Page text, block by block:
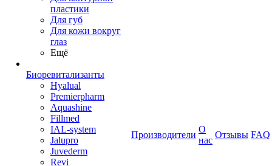
пластики
Для губ
Для кожи вокруг
глаз
Ещё
Биоревитализанты
Hyalual
Premierpharm
Aquashine
Fillmed
IAL-system
Jalupro
Juvederm
Revi
Производители
О
нас
Отзывы FAQ